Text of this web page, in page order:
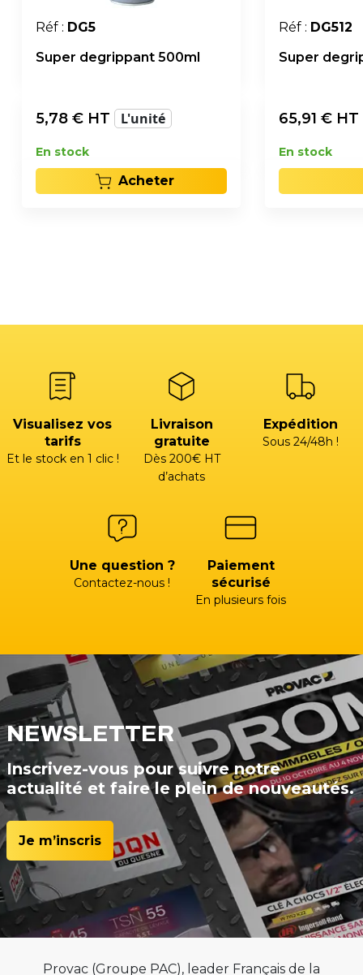
Réf : DG5
Super degrippant 500ml
5,78 € HT L'unité
En stock
Acheter
Réf : DG512
Super
65,91 € HT
En stock
Visualisez vos
tarifs
Et le stock en 1 clic !
Livraison
gratuite
Dès 200€ HT
d’achats
Expédition
Sous 24/48h !
Une question ?
Contactez-nous !
Paiement
sécurisé
En plusieurs fois
NEWSLETTER
Inscrivez-vous pour suivre notre
actualité et faire le plein de nouveautés.
Je m’inscris
Provac (Groupe PAC), leader Français de la